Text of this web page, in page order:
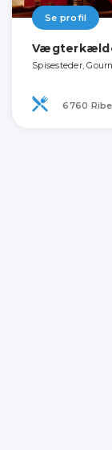
Se profil
Spisesteder,
6760 Ribe